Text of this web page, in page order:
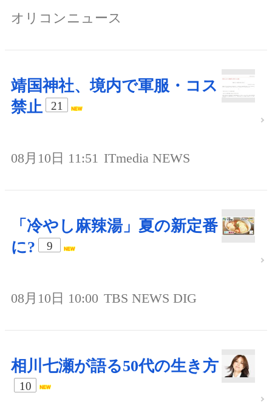
オリコンニュース
靖国神社、境内で軍服・コス
禁止
21
08月10日 11:51 ITmedia NEWS
「冷やし麻辣湯」夏の新定番
に?
9
08月10日 10:00 TBS NEWS DIG
相川七瀬が語る50代の生き方
10